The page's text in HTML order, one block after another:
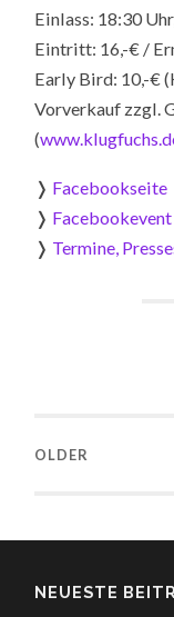
Einlass: 18:30
Eintritt: 16,-€ /
Early Bird: 10,-€
Vorverkauf zzgl.
(
❭ Facebookseite
❭ Facebookevent
❭ Termine,
OLDER
NEUESTE